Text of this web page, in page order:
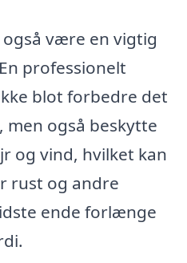
være en vigtig
professionelt
blot forbedre det
også beskytte
og vind, hvilket kan
rust og andre
ende forlænge